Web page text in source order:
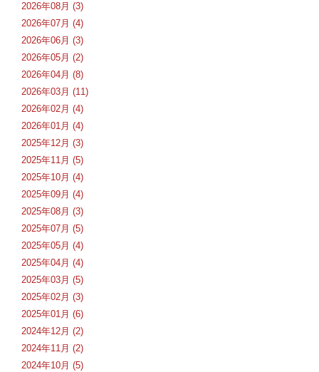
2026年08月 (3)
2026年07月 (4)
2026年06月 (3)
2026年05月 (2)
2026年04月 (8)
2026年03月 (11)
2026年02月 (4)
2026年01月 (4)
2025年12月 (3)
2025年11月 (5)
2025年10月 (4)
2025年09月 (4)
2025年08月 (3)
2025年07月 (5)
2025年05月 (4)
2025年04月 (4)
2025年03月 (5)
2025年02月 (3)
2025年01月 (6)
2024年12月 (2)
2024年11月 (2)
2024年10月 (5)